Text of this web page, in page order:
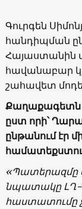
Գուրգեն
հանդիպման
Հայաստանին
հավանաբար
շահավետ
Քաղաքագետն
ըստ որի՝
ընթանում էր
«Պատերազմը
նպատակը ԼՂ-
հաստատումը